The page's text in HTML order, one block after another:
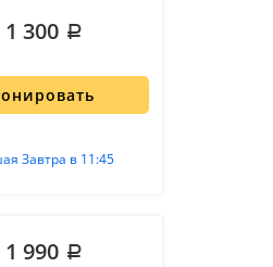
Завтра в 11:45
300
990